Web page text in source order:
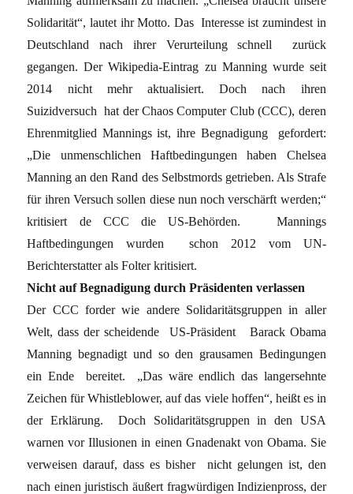
Solidarität“, lautet ihr Motto. Das Interesse ist zumindest in
Deutschland nach ihrer Verurteilung schnell zurück
gegangen. Der Wikipedia-Eintrag zu Manning wurde seit
2014 nicht mehr aktualisiert. Doch nach ihren
Suizidversuch hat der Chaos Computer Club (CCC), deren
Ehrenmitglied Mannings ist, ihre Begnadigung gefordert:
„Die unmenschlichen Haftbedingungen haben Chelsea
Manning an den Rand des Selbstmords getrieben. Als Strafe
für ihren Versuch sollen diese nun noch verschärft werden;“
kritisiert de CCC die US-Behörden. Mannings
Haftbedingungen wurden schon 2012 vom UN-
Berichterstatter als Folter kritisiert.
Nicht auf Begnadigung durch Präsidenten verlassen
Der CCC forder wie andere Solidaritätsgruppen in aller
Welt, dass der scheidende US-Präsident Barack Obama
Manning begnadigt und so den grausamen Bedingungen
ein Ende bereitet. „Das wäre endlich das langersehnte
Zeichen für Whistleblower, auf das viele hoffen“, heißt es in
der Erklärung. Doch Solidaritätsgruppen in den USA
warnen vor Illusionen in einen Gnadenakt von Obama. Sie
verweisen darauf, dass es bisher nicht gelungen ist, den
nach einen juristisch äußert fragwürdigen Indizienpross, der